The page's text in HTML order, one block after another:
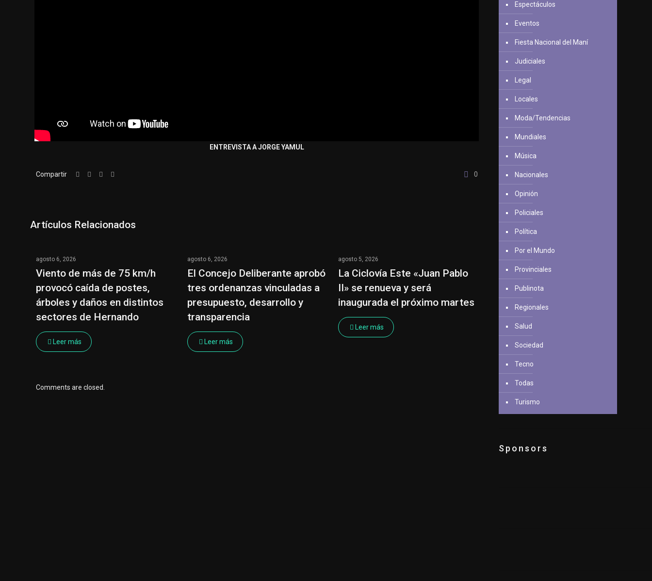
ENTREVISTA A JORGE YAMUL
Compartir 0
Artículos Relacionados
agosto 6, 2026
Viento de más de 75 km/h
provocó caída de postes,
árboles y daños en distintos
sectores de Hernando
Leer más
agosto 6, 2026
El Concejo Deliberante aprobó
tres ordenanzas vinculadas a
presupuesto, desarrollo y
transparencia
Leer más
agosto 5, 2026
La Ciclovía Este «Juan Pablo
II» se renueva y será
inaugurada el próximo martes
Leer más
Comments are closed.
Espectáculos
Eventos
Fiesta Nacional del Maní
Judiciales
Legal
Locales
Moda/Tendencias
Mundiales
Música
Nacionales
Opinión
Policiales
Política
Por el Mundo
Provinciales
Publinota
Regionales
Salud
Sociedad
Tecno
Todas
Turismo
Sponsors